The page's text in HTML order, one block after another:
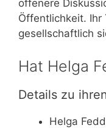
offenere
Öffentlichkeit. Ihr
gesellschaftlich
Hat Helga
Details zu
Helga